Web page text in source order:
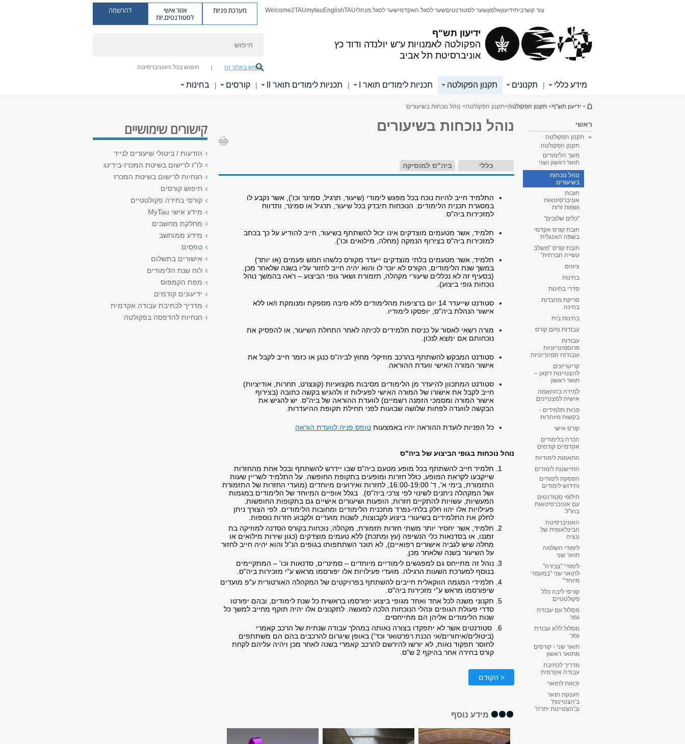
ידיעון תש"ף
הפקולטה לאמנויות ע"ש יולנדה ודוד כץ
אוניברסיטת תל אביב
צור קשרביתידיעוןאלפוןשער לסטודנטיםשער לסגל האקדמישער לסגל מנהליTAU
English
mytau
Welcome2TAU מערכת פניות אזור אישי
לסטודנטים.יות
להרשמה
חיפוש באתר זה חיפוש בכל האוניברסיטה
מידע כללי | תקנונים תקנון הפקולטה תכניות לימודים תואר I | תכניות לימודים תואר II | קורסים | בחינות
הינך נמצא כאן
> ידיעון תש"ף> תקנון הפקולטה>תקנון הפקולטה> נוהל נוכחות בשיעורים
ראשי
תקנון הפקולטה
תקנון הפקולטה
משך הלימודים
תואר ראשון ושני
נוהל נוכחות
בשיעורים
חובות
אוניברסיטאות
ושפות זרות
"כלים שלובים"
חובת קורס אקדמי
בשפה האנגלית
חובת קורס "משלב
עשייה חברתית"
ציונים
בחינות
סדרי בחינות
סריקת מחברות
בחינה
בחינות בית
עבודות סיום קורס
עבודות
פרוסמינריוניות
ועבודות סמינריוניות
קריטריונים
להצטיינות דקאן –
תואר ראשון
למידה בהתאמה
אישית למצטיינים
פניות תלמידים -
בקשות מיוחדות
קורס אישי
הכרה בלימודים
אקדמיים קודמים
התאמות לימודיות
התיישנות לימודים
הפסקת לימודים
וחידוש לימודים
חילופי סטודנטים
עם אוניברסיטאות
בחו"ל
האוניברסיטה
הבינלאומית של
ונציה
לימודי השלמה
תואר שני
לימודי "צבירה"
לתואר שני "במעמד
מיוחד"
קורסי ליבה כלל
פקולטטיים
מסלול עם עבודת
גמר
מסלול ללא עבודת
גמר
תואר שני - קורסים
מתואר ראשון
מדריך לכתיבת
עבודה אקדמית
זכאות לתואר
הענקת תואר
ב'הצטיינות'
וב'הצטיינות יתרה'
נוהל נוכחות בשיעורים
כללי ביה"ס למוסיקה
התלמיד חייב להיות נוכח בכל מפגש לימודי (שיעור, תרגיל, סמינר וכו'), אשר נקבע לו
במסגרת תכנית הלימודים. הנוכחות תיבדק בכל שיעור, תרגיל או סמינר, ותדווח
למזכירות ביה"ס.
תלמיד, אשר מטעמים מוצדקים אינו יכול להשתתף בשיעור, חייב להודיע על כך בכתב
למזכירות ביה"ס בצירוף הנמקה (מחלה, מילואים וכו').
תלמיד, אשר מטעמים בלתי מוצדקים ייעדר מקורס כלשהו חמש פעמים (או יותר)
במשך שנת הלימודים, הקורס לא יוכר לו והוא יהיה חייב לחזור עליו בשנה שלאחר מכן.
(בסעיף זה לא נכללים שיעורי מקהלה, תזמורת ושאר גופי הביצוע – ראה בהמשך נוהל
נוכחות גופי ביצוע).
סטודנט שייעדר 14 יום ברציפות מהלימודים ללא סיבה מספקת ומנומקת ו/או ללא
אישור הנהלת ביה"ס, יופסקו לימודיו.
מורה רשאי לאסור על כניסת תלמידים לכיתה לאחר התחלת השיעור, או להפסיק את
נוכחותם אם ימצא לנכון.
סטודנט המבקש להשתתף בהרכב מוזיקלי מחוץ לביה"ס כנגן או כזמר חייב לקבל את
אישור המורה האישי וועדת ההוראה.
סטודנט המתכוון להיעדר מן הלימודים מסיבות מקצועיות (קונצרט, תחרות, אודיציות)
חייב לקבל את אישורו של המורה האישי לפעילות זו ולהגיש בקשה כתובה (בצירוף
אישור המורה ומסמכי הזמנה רשמיים) לוועדת ההוראה של ביה"ס. יש להגיש את
הבקשה לוועדה לפחות שלושה שבועות לפני תחילת תקופת ההיעדרות.
כל הפניות לועדת ההוראה יהיו באמצעות טופס פניה לוועדת הוראה
נוהל נוכחות בגופי הביצוע של ביה"ס
תלמיד חייב להשתתף בכל מופע מטעם ביה"ס שבו יידרש להשתתף ובכל אחת מהחזרות
שייקבעו לקראת המופע, כולל חזרות ומופעים בתקופת החופשה. על התלמיד לשריין שעות
התזמורת, בימי א', ד' 16:00-19:00, לחזרות ואירועים מיוחדים (מועדי החזרות של התזמורת
ושל המקהלה ניתנים לשינוי לפי צרכי ביה"ס). בגלל אופיים המיוחד של הלימודים במגמות
המעשיות, עשויות להתקיים חזרות, הופעות ושיעורים אישיים גם בתקופות החופשות.
פעילויות אלו יהוו חלק בלתי-נפרד מתכנית הלימודים ומחובות הלימודים. לפי הצורך ניתן
לחלק את התלמידים בשיעורי ביצוע לקבוצות, לשנות מועדים ולקבוע חזרות נוספות.
תלמיד, אשר יחסיר יותר משתי חזרות תזמורת, מקהלה, נוכחות בקורס הסדנה למוזיקה בת
זמננו, או בסדנאות כלי הנשיפה (עץ ומתכת) ללא טעמים מוצדקים (כגון שירות מילואים או
מחלה שיש לגביה אישורים רפואיים), לא תוכר השתתפותו בגופים הנ"ל והוא יהיה חייב לחזור
על השיעור בשנה שלאחר מכן.
נוהל זה מתייחס גם למפגשים לימודיים מיוחדים – סמינרים, סדנאות וכו' – המתקיימים
בנוסף למערכת השעות הרגילה. מועדי פעילויות אלו יפורסמו מראש ע"י מזכירות ביה"ס.
תלמידי המגמה הווקאלית חייבים להשתתף בפרויקטים של המקהלה האורטורית ע"פ מועדים
שיפורסמו מראש ע"י מזכירות ביה"ס.
תקנוני משנה לכל אחד ואחד מגופי ביצוע יפורסמו בראשית כל שנת לימודים, ובהם יפורטו
סדרי פעולת הגופים ונהלי הנוכחות הלכה למעשה. לתקנונים אלו יהיה תוקף מחייב למשך כל
שנות הלימודים אליהן הם מתייחסים.
סטודנטים אשר לא יתפקדו בצורה נאותה במהלך עבודה שנתית של הרכב קאמרי
(ביטולים/איחורים/אי הכנת רפרטואר וכד') באופן שיגרום להרכבים בהם הם משתתפים
לחוסר תפקוד נאות, לא יורשו להירשם להרכב קאמרי בשנה לאחר מכן ויהיה עליהם לקחת
קורס בחירה אחר בהיקף 2 ש"ס.
< הקודם
מידע נוסף
קישורים שימושיים
הודעות / ביטולי שיעורים לנייד
לו"ז לרישום בשיטת המכרז-בידינג
הנחיות לרישום בשיטת המכרז
חיפוש קורסים
קורסי בחירה פקולטטיים
מידע אישי MyTau
מחלקת מחשבים
מידע ממוחשב
טפסים
אישורים בתשלום
לוח שנת הלימודים
מפת הקמפוס
ידיעונים קודמים
מדריך לכתיבת עבודה אקדמית
הנחיות להדפסה בפקולטה